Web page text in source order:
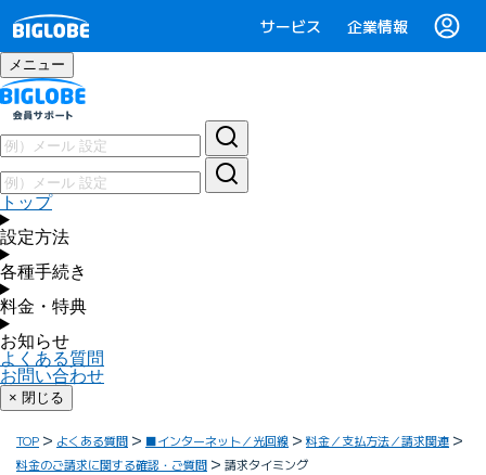
サービス 企業情報
メニュー
トップ
設定方法
各種手続き
料金・特典
お知らせ
よくある質問
お問い合わせ
× 閉じる
TOP よくある質問 ■インターネット／光回線
料金／支払方法／請求関連
料金のご請求に関する確認・ご質問
請求タイミング